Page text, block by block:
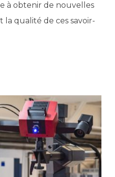
à obtenir de nouvelles
la qualité de ces savoir-